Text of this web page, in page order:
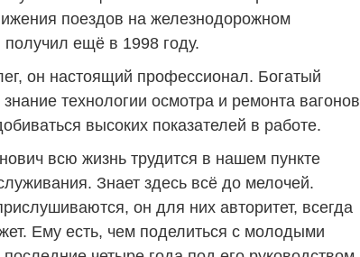
поездов на железнодорожном
получил ещё в 1998 году.
он настоящий профессионал. Богатый
технологии осмотра и ремонта вагонов
высоких показателей в работе.
всю жизнь трудится в нашем пункте
Знает здесь всё до мелочей.
он для них авторитет, всегда
Ему есть, чем поделиться с молодыми